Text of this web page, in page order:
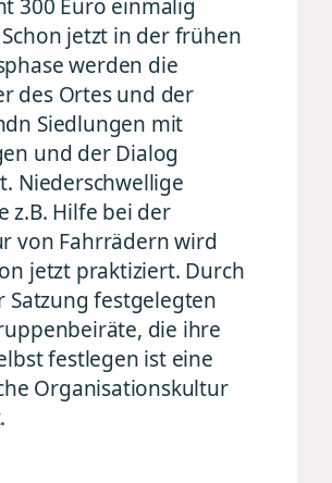
300 Euro einmalig
jetzt in der frühen
werden die
des Ortes und der
Siedlungen mit
und der Dialog
Niederschwellige
z.B. Hilfe bei der
von Fahrrädern wird
jetzt praktiziert. Durch
Satzung festgelegten
die ihre
festlegen ist eine
Organisationskultur